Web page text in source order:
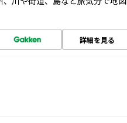
詳細を見る